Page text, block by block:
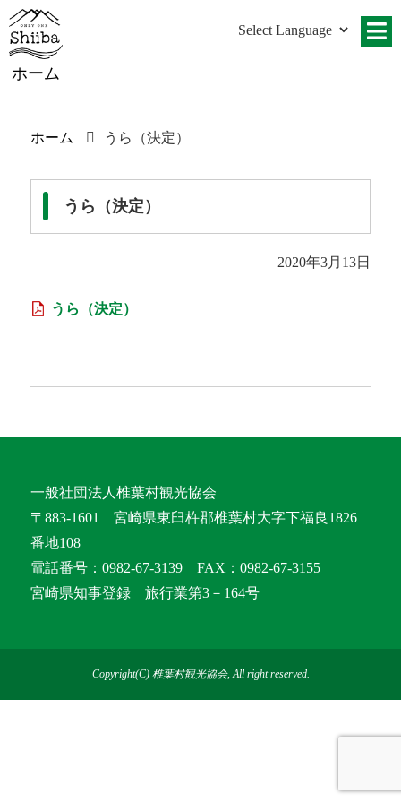
ホーム
ホーム うら（決定）
うら（決定）
2020年3月13日
うら（決定）
一般社団法人椎葉村観光協会
〒883-1601 宮崎県東臼杵郡椎葉村大字下福良1826
番地108
電話番号：0982-67-3139 FAX：0982-67-3155
宮崎県知事登録 旅行業第3－164号
Copyright(C) 椎葉村観光協会, All right reserved.